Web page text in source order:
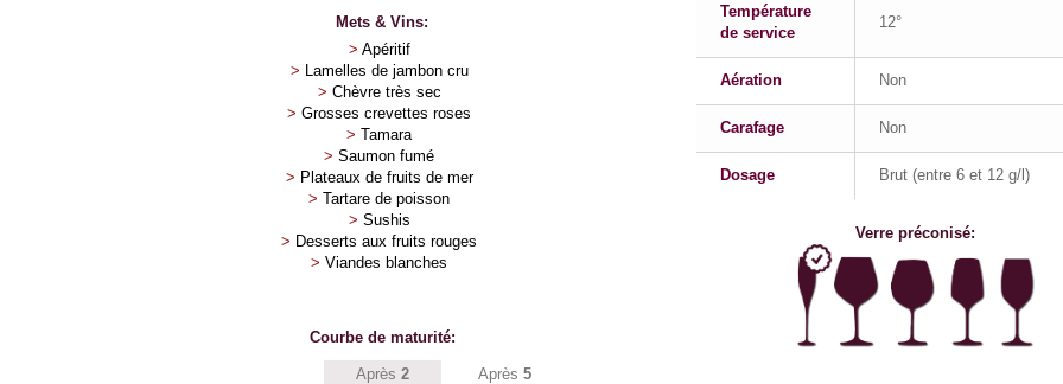
Mets & Vins:
> Apéritif
>
Lamelles de jambon cru
> Chèvre très sec
> Grosses crevettes roses
> Tamara
> Saumon fumé
> Plateaux de fruits de mer
> Tartare de poisson
> Sushis
> Desserts aux fruits rouges
> Viandes blanches
Courbe de maturité:
Après 2
Après 5
Température
de service
12°
Aération Non
Carafage Non
Dosage Brut (entre 6 et 12 g/l)
Verre préconisé: